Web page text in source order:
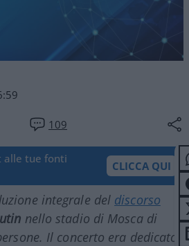
109
alle tue fonti
CLICCA QUI
integrale del discorso
nello stadio di Mosca di
Il concerto era dedicato